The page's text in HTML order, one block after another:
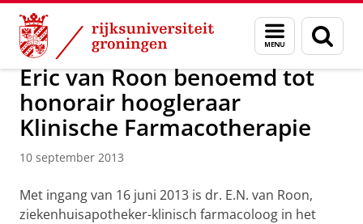
Skip
Content
Skip
Navigation
Menu
en
zoeken
Over ons Faculty of Science and Engineering Nieuws
Eric van Roon benoemd tot
honorair hoogleraar
Klinische Farmacotherapie
10 september 2013
Met ingang van 16 juni 2013 is dr. E.N. van Roon,
ziekenhuisapotheker-klinisch farmacoloog in het